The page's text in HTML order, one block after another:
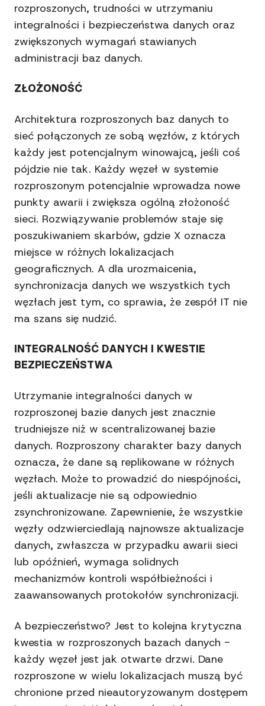
rozproszonych, trudności w utrzymaniu
integralności i bezpieczeństwa danych oraz
zwiększonych wymagań stawianych
administracji baz danych.
ZŁOŻONOŚĆ
Architektura rozproszonych baz danych to
sieć połączonych ze sobą węzłów, z których
każdy jest potencjalnym winowajcą, jeśli coś
pójdzie nie tak. Każdy węzeł w systemie
rozproszonym potencjalnie wprowadza nowe
punkty awarii i zwiększa ogólną złożoność
sieci. Rozwiązywanie problemów staje się
poszukiwaniem skarbów, gdzie X oznacza
miejsce w różnych lokalizacjach
geograficznych. A dla urozmaicenia,
synchronizacja danych we wszystkich tych
węzłach jest tym, co sprawia, że zespół IT nie
ma szans się nudzić.
INTEGRALNOŚĆ DANYCH I KWESTIE
BEZPIECZEŃSTWA
Utrzymanie integralności danych w
rozproszonej bazie danych jest znacznie
trudniejsze niż w scentralizowanej bazie
danych. Rozproszony charakter bazy danych
oznacza, że dane są replikowane w różnych
węzłach. Może to prowadzić do niespójności,
jeśli aktualizacje nie są odpowiednio
zsynchronizowane. Zapewnienie, że wszystkie
węzły odzwierciedlają najnowsze aktualizacje
danych, zwłaszcza w przypadku awarii sieci
lub opóźnień, wymaga solidnych
mechanizmów kontroli współbieżności i
zaawansowanych protokołów synchronizacji.
A bezpieczeństwo? Jest to kolejna krytyczna
kwestia w rozproszonych bazach danych -
każdy węzeł jest jak otwarte drzwi. Dane
rozproszone w wielu lokalizacjach muszą być
chronione przed nieautoryzowanym dostępem